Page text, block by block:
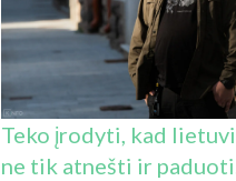
Teko įrodyti, kad
ne tik atnešti ir